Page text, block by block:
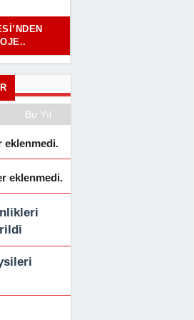
Bu Yıl
eklenmedi.
eklenmedi.